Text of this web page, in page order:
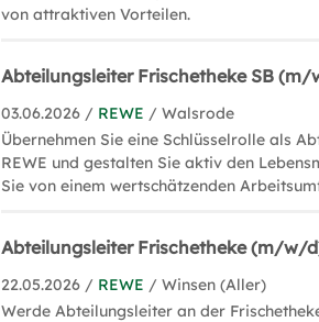
von attraktiven Vorteilen.
Abteilungsleiter Frischetheke SB
03.06.2026 / REWE / Walsrode
Übernehmen Sie eine Schlüsselrolle als
REWE und gestalten Sie aktiv den
Sie von einem wertschätzenden
Abteilungsleiter Frischetheke (m/w/
22.05.2026 / REWE / Winsen (Aller)
Werde Abteilungsleiter an der